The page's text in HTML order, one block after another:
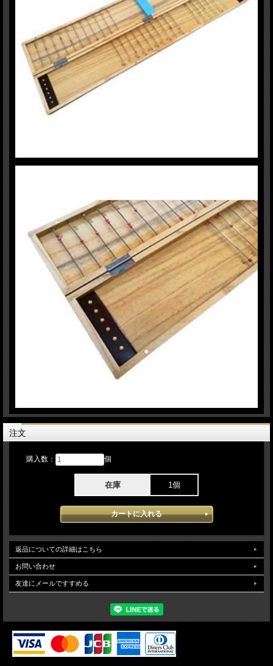
注文
購入数： 個
在庫 1個
返品についての詳細はこちら
お問い合わせ
友達にメールですすめる